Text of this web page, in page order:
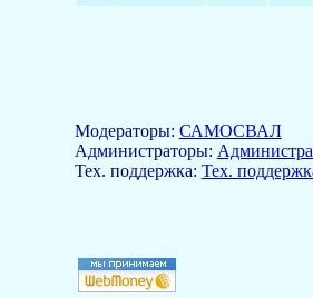
Модераторы: САМОСВАЛ
Aдминистраторы:
Тех. поддержка: Тех.